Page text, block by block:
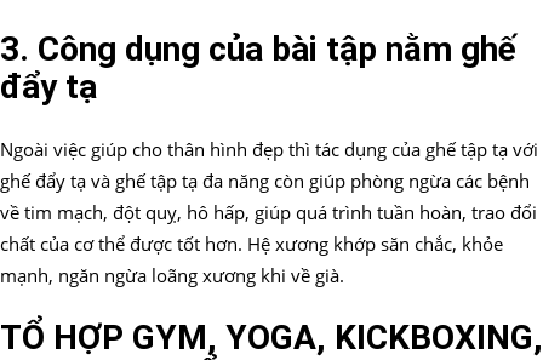
3. Công dụng của bài tập nằm ghế
đẩy tạ
Ngoài việc giúp cho thân hình đẹp thì tác dụng của ghế tập tạ với
ghế đẩy tạ và ghế tập tạ đa năng còn giúp phòng ngừa các bệnh
về tim mạch, đột quỵ, hô hấp, giúp quá trình tuần hoàn, trao đổi
chất của cơ thể được tốt hơn. Hệ xương khớp săn chắc, khỏe
mạnh, ngăn ngừa loãng xương khi về già.
TỔ HỢP GYM, YOGA, KICKBOXING,